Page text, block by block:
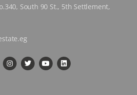
South 90 St., 5th Settlement,